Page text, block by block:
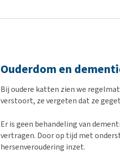
Ouderdom en
Bij oudere katten zien we
verstoort, ze vergeten dat ze
Er is geen behandeling van
vertragen. Door op tijd met
hersenveroudering inzet.